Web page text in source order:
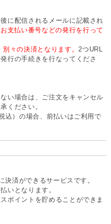
に配信されるメールに記載され
支払い番号などの発行を行って
別々の決済となります。2つURL
行の手続きを行なってくださ
い場合は、ご注文をキャンセル
ください。
込）の場合、前払いはご利用で
済ができるサービスです。
いとなります。
ポイントを貯めることができま